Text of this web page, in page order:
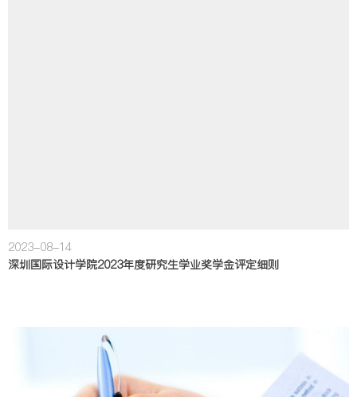
2023-08-14
深圳国际设计学院2023年度研究生学业奖学金评定细则